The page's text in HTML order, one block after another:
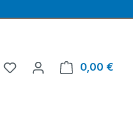
0,00 €